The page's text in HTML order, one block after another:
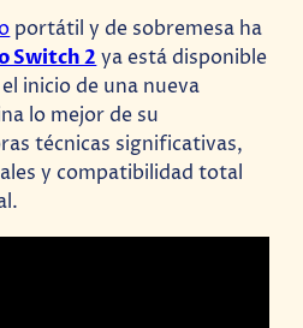
portátil y de sobremesa ha
Switch 2ya está disponible
inicio de una nueva
lo mejor de su
técnicas significativas,
y compatibilidad total